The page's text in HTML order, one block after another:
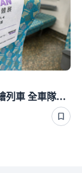
國際半導體展高鐵推彩繪列車 全車隊同步換裝專屬頭靠墊